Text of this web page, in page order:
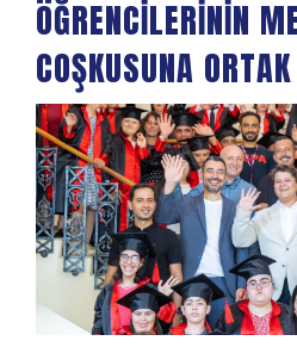
ÖĞRENCİLERİNİN
COŞKUSUNA